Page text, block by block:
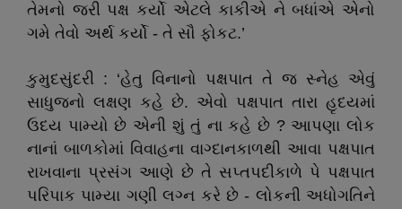
તેમનો જરી પક્ષ કર્યો એટલે કાકીએ ને બધાંએ એનો
ગમે તેવો અર્થ કર્યો - તે સૌ ફોકટ.’
કુમુદસુંદરી : ‘હેતુ વિનાનો પક્ષપાત તે જ સ્નેહ એવું
સાધુજનો લક્ષણ કહે છે. એવો પક્ષપાત તારા હૃદયમાં
ઉદય પામ્યો છે એની શું તું ના કહે છે ? આપણા લોક
નાનાં બાળકોમાં વિવાહના વાગ્દાનકાળથી આવા પક્ષપાત
રાખવાના પ્રસંગ આણે છે તે સપ્તપદીકાળે પે પક્ષપાત
પરિપાક પામ્યા ગણી લગ્ન કરે છે - લોકની અધોગતિને